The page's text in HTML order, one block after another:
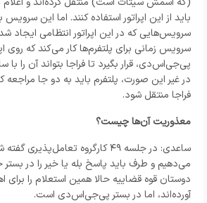
باید از این اپراتور استفاده کنند. اما این سرویس
سرویس‌هایی که در این اپراتور انتظامی ایجاد
سرویس زمانی برای پلتفرم‌ها کار می‌کند که روی
پی‌جی‌اس‌دی، قرار بگیرد تا فراجا بتواند آن را با
در غیر این صورت، پلتفرم باید به دو جا مراجعه
فراجا منتقل شود.
معذوریت آن‌ها چیست؟
ساعدی: در جلسه ۴۹ کارگروه
می‌دهیم و طرف باید پاسخ بله یا خیر را در
دوستان قوه قضاییه حالا همین استعلام را برای
آورده‌اند، اما در بستر پی‌جی‌اس‌دی است.